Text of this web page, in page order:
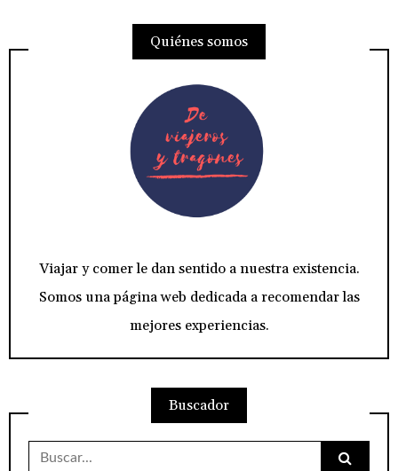
Quiénes somos
Viajar y comer le dan sentido a nuestra existencia.
Somos una página web dedicada a recomendar las
mejores experiencias.
Buscador
Buscar: